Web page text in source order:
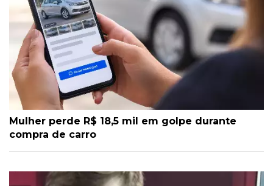
Mulher perde R$ 18,5 mil em golpe durante
compra de carro